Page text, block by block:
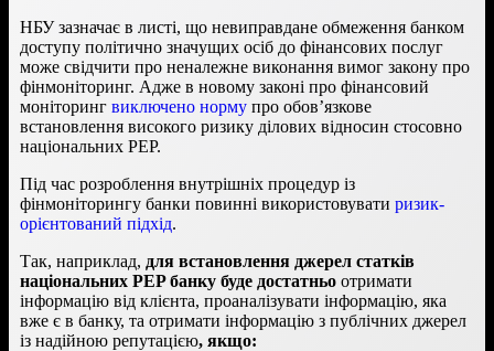
НБУ зазначає в листі, що невиправдане обмеження банком
доступу політично значущих осіб до фінансових послуг
може свідчити про неналежне виконання вимог закону про
фінмоніторинг. Адже в новому законі про фінансовий
моніторинг виключено норму про обов’язкове
встановлення високого ризику ділових відносин стосовно
національних PEP.
Під час розроблення внутрішніх процедур із
фінмоніторингу банки повинні використовувати ризик-
орієнтований підхід.
Так, наприклад, для встановлення джерел статків
національних PEPбанку буде достатньо отримати
інформацію від клієнта, проаналізувати інформацію, яка
вже є в банку, та отримати інформацію з публічних джерел
із надійною репутацією, якщо: